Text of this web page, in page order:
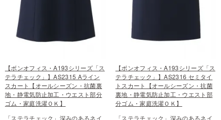
【ボンオフィス・A193シリーズ「ス
テラチェック」】AS2315 Aライン
スカート【オールシーズン・抗菌裏
地・静電気防止加工・ウエスト部分
ゴム・家庭洗濯ＯＫ】
「ステラチェック」深みのあるネイ
【ボンオフィス・A193シリーズ「ス
テラチェック」】AS2316 セミタイ
トスカート【オールシーズン・抗菌
裏地・静電気防止加工・ウエスト部
分ゴム・家庭洗濯ＯＫ】
「ステラチェック」深みのあるネイ